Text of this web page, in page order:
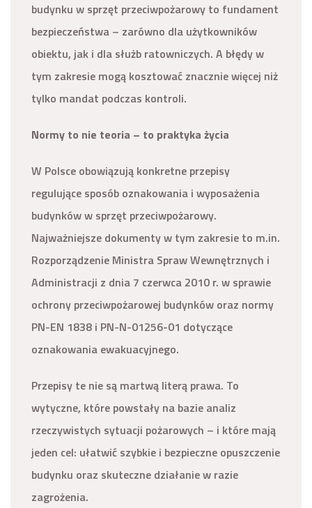
budynku w sprzęt przeciwpożarowy to fundament
bezpieczeństwa – zarówno dla użytkowników
obiektu, jak i dla służb ratowniczych. A błędy w
tym zakresie mogą kosztować znacznie więcej niż
tylko mandat podczas kontroli.
Normy to nie teoria – to praktyka życia
W Polsce obowiązują konkretne przepisy
regulujące sposób oznakowania i wyposażenia
budynków w sprzęt przeciwpożarowy.
Najważniejsze dokumenty w tym zakresie to m.in.
Rozporządzenie Ministra Spraw Wewnętrznych i
Administracji z dnia 7 czerwca 2010 r. w sprawie
ochrony przeciwpożarowej budynków oraz normy
PN-EN 1838 i PN-N-01256-01 dotyczące
oznakowania ewakuacyjnego.
Przepisy te nie są martwą literą prawa. To
wytyczne, które powstały na bazie analiz
rzeczywistych sytuacji pożarowych – i które mają
jeden cel: ułatwić szybkie i bezpieczne opuszczenie
budynku oraz skuteczne działanie w razie
zagrożenia.